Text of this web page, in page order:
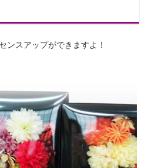
ンスアップができますよ！